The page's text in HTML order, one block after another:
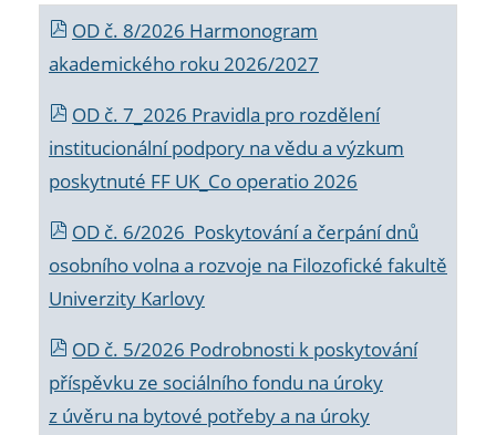
OD č. 8/2026 Harmonogram
akademického roku 2026/2027
OD č. 7_2026 Pravidla pro rozdělení
institucionální podpory na vědu a výzkum
poskytnuté FF UK_Co operatio 2026
OD č. 6/2026 Poskytování a čerpání dnů
osobního volna a rozvoje na Filozofické fakultě
Univerzity Karlovy
OD č. 5/2026 Podrobnosti k poskytování
příspěvku ze sociálního fondu na úroky
z úvěru na bytové potřeby a na úroky